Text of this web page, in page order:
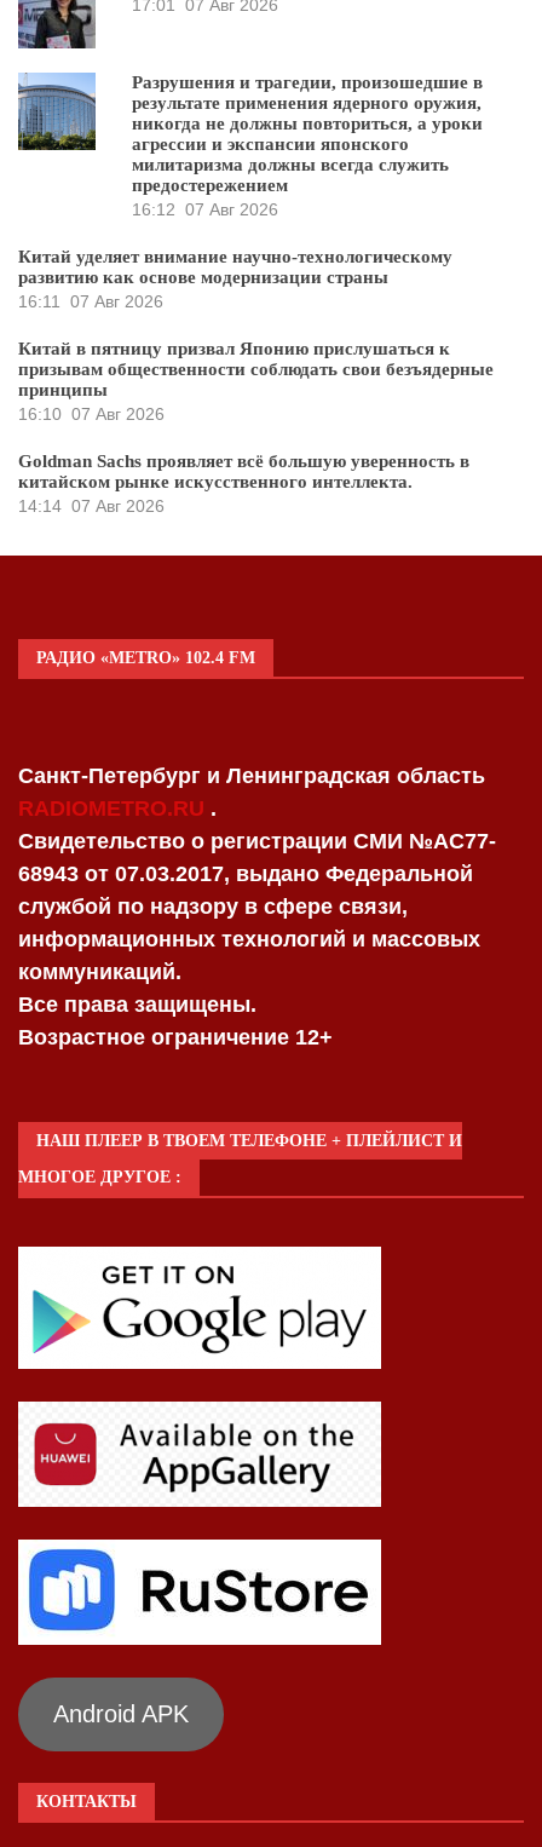
17:01
07 Авг 2026
Разрушения и трагедии, произошедшие в
результате применения ядерного оружия,
никогда не должны повториться, а уроки
агрессии и экспансии японского
милитаризма должны всегда служить
предостережением
16:12 07 Авг 2026
Китай уделяет внимание научно-технологическому
развитию как основе модернизации страны
16:11
07 Авг 2026
Китай в пятницу призвал Японию прислушаться к
призывам общественности соблюдать свои безъядерные
принципы
16:10 07 Авг 2026
Goldman Sachs проявляет всё большую уверенность в
китайском рынке искусственного интеллекта.
14:14 07 Авг 2026
РАДИО «METRO» 102.4 FM
Санкт-Петербург и Ленинградская область
RADIOMETRO.RU .
Свидетельство о регистрации СМИ №AC77-
68943 от 07.03.2017, выдано Федеральной
службой по надзору в сфере связи,
информационных технологий и массовых
коммуникаций.
Все права защищены.
Возрастное ограничение 12+
НАШ ПЛЕЕР В ТВОЕМ ТЕЛЕФОНЕ + ПЛЕЙЛИСТ И
МНОГОЕ ДРУГОЕ :
Android APK
КОНТАКТЫ